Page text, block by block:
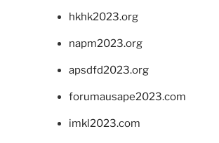
hkhk2023.org
napm2023.org
apsdfd2023.org
forumausape2023.com
imkl2023.com